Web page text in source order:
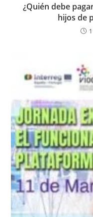
¿Quién debe
hijos de